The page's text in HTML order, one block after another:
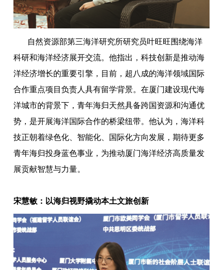
自然资源部第三海洋研究所研究员叶旺旺围绕海洋
科研和海洋经济展开交流。他指出，科技创新是推动海
洋经济增长的重要引擎，目前，超八成的海洋领域国际
合作重点项目负责人具有留学背景。在厦门建设现代海
洋城市的背景下，青年海归天然具备跨国资源和沟通优
势，是开展海洋国际合作的桥梁纽带。他认为，海洋科
技正朝着绿色化、智能化、国际化方向发展，期待更多
青年海归投身蓝色事业，为推动厦门海洋经济高质量发
展贡献智慧与力量。
宋慧敏：以海归视野撬动本土文旅创新